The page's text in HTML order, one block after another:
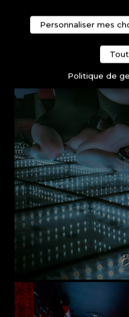
Personnaliser mes
Politique de